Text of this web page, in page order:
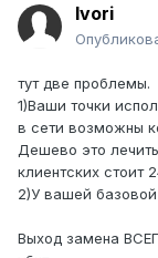
Ivori
тут две проблемы.
1)Ваши точки
в сети возможны
Дешево это
клиентских стоит
2)У вашей
Выход замена